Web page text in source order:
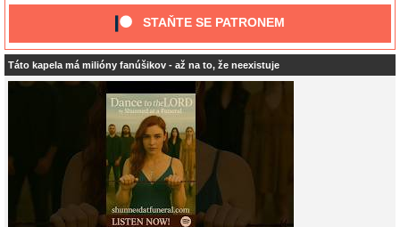
STAŇTE SE PATRONEM
Táto kapela má milióny fanúšikov - až na to, že neexistuje